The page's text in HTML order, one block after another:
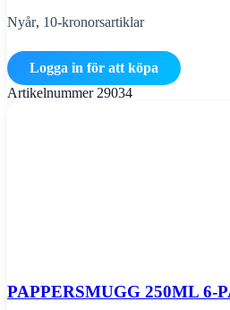
Nyår, 10-kronorsartiklar
Logga in för att köpa
Artikelnummer 29034
PAPPERSMUGG 250ML 6-